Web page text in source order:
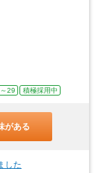
29 積極採用中
がある
した